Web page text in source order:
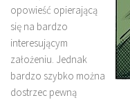
opowieść opierającą
się na bardzo
interesującym
założeniu. Jednak
bardzo szybko można
dostrzec pewną